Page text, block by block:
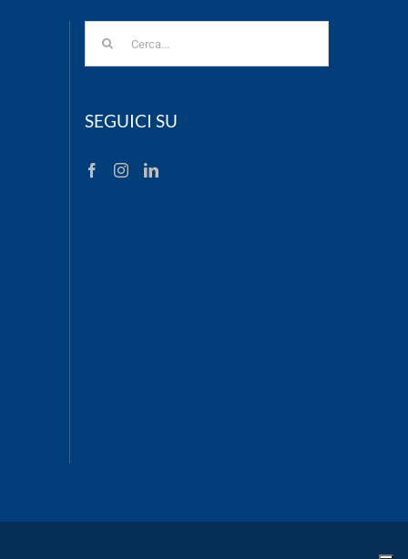
Cerca
per:
SEGUICI SU